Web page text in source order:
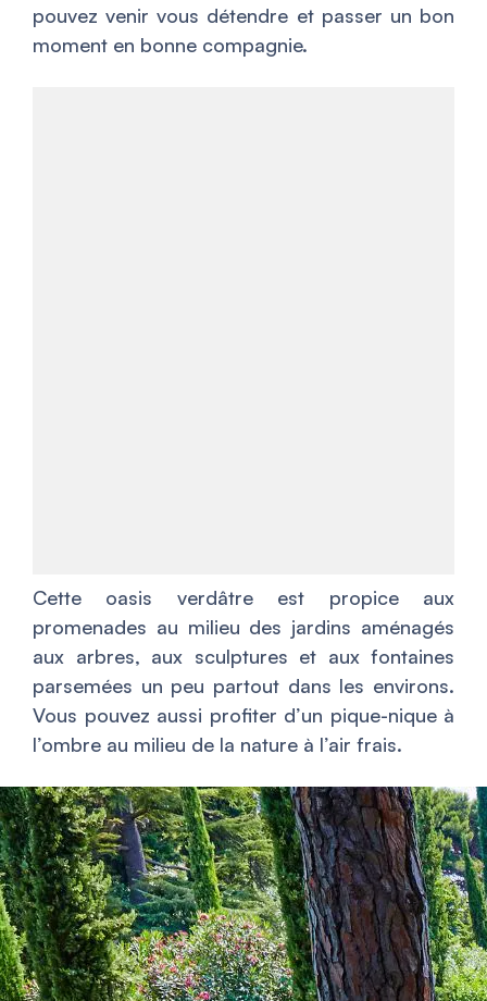
pouvez venir vous détendre et passer un bon
moment en bonne compagnie.
Cette oasis verdâtre est propice aux
promenades au milieu des jardins aménagés
aux arbres, aux sculptures et aux fontaines
parsemées un peu partout dans les environs.
Vous pouvez aussi profiter d’un pique-nique à
l’ombre au milieu de la nature à l’air frais.